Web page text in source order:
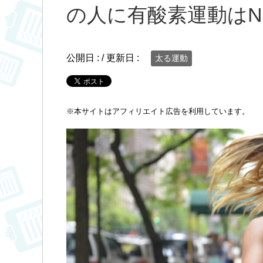
の人に有酸素運動は
公開日 : / 更新日 : 太る運動
※本サイトはアフィリエイト広告を利用しています。